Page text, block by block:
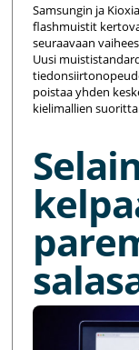
Samsungin ja
flashmuistit
seuraavaan
Uusi
poistaa yhden
kielimallien